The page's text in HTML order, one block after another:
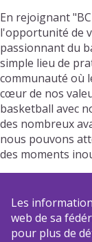
En rejoignant
l'opportunité de
passionnant du
simple lieu de
communauté où
cœur de nos
basketball avec
des nombreux
nous pouvons
des moments
Les
web de sa
pour plus de